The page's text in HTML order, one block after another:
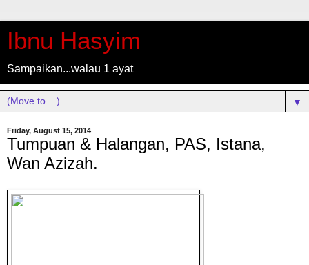
Ibnu Hasyim
Sampaikan...walau 1 ayat
▼
Friday, August 15, 2014
Tumpuan & Halangan, PAS, Istana,
Wan Azizah.